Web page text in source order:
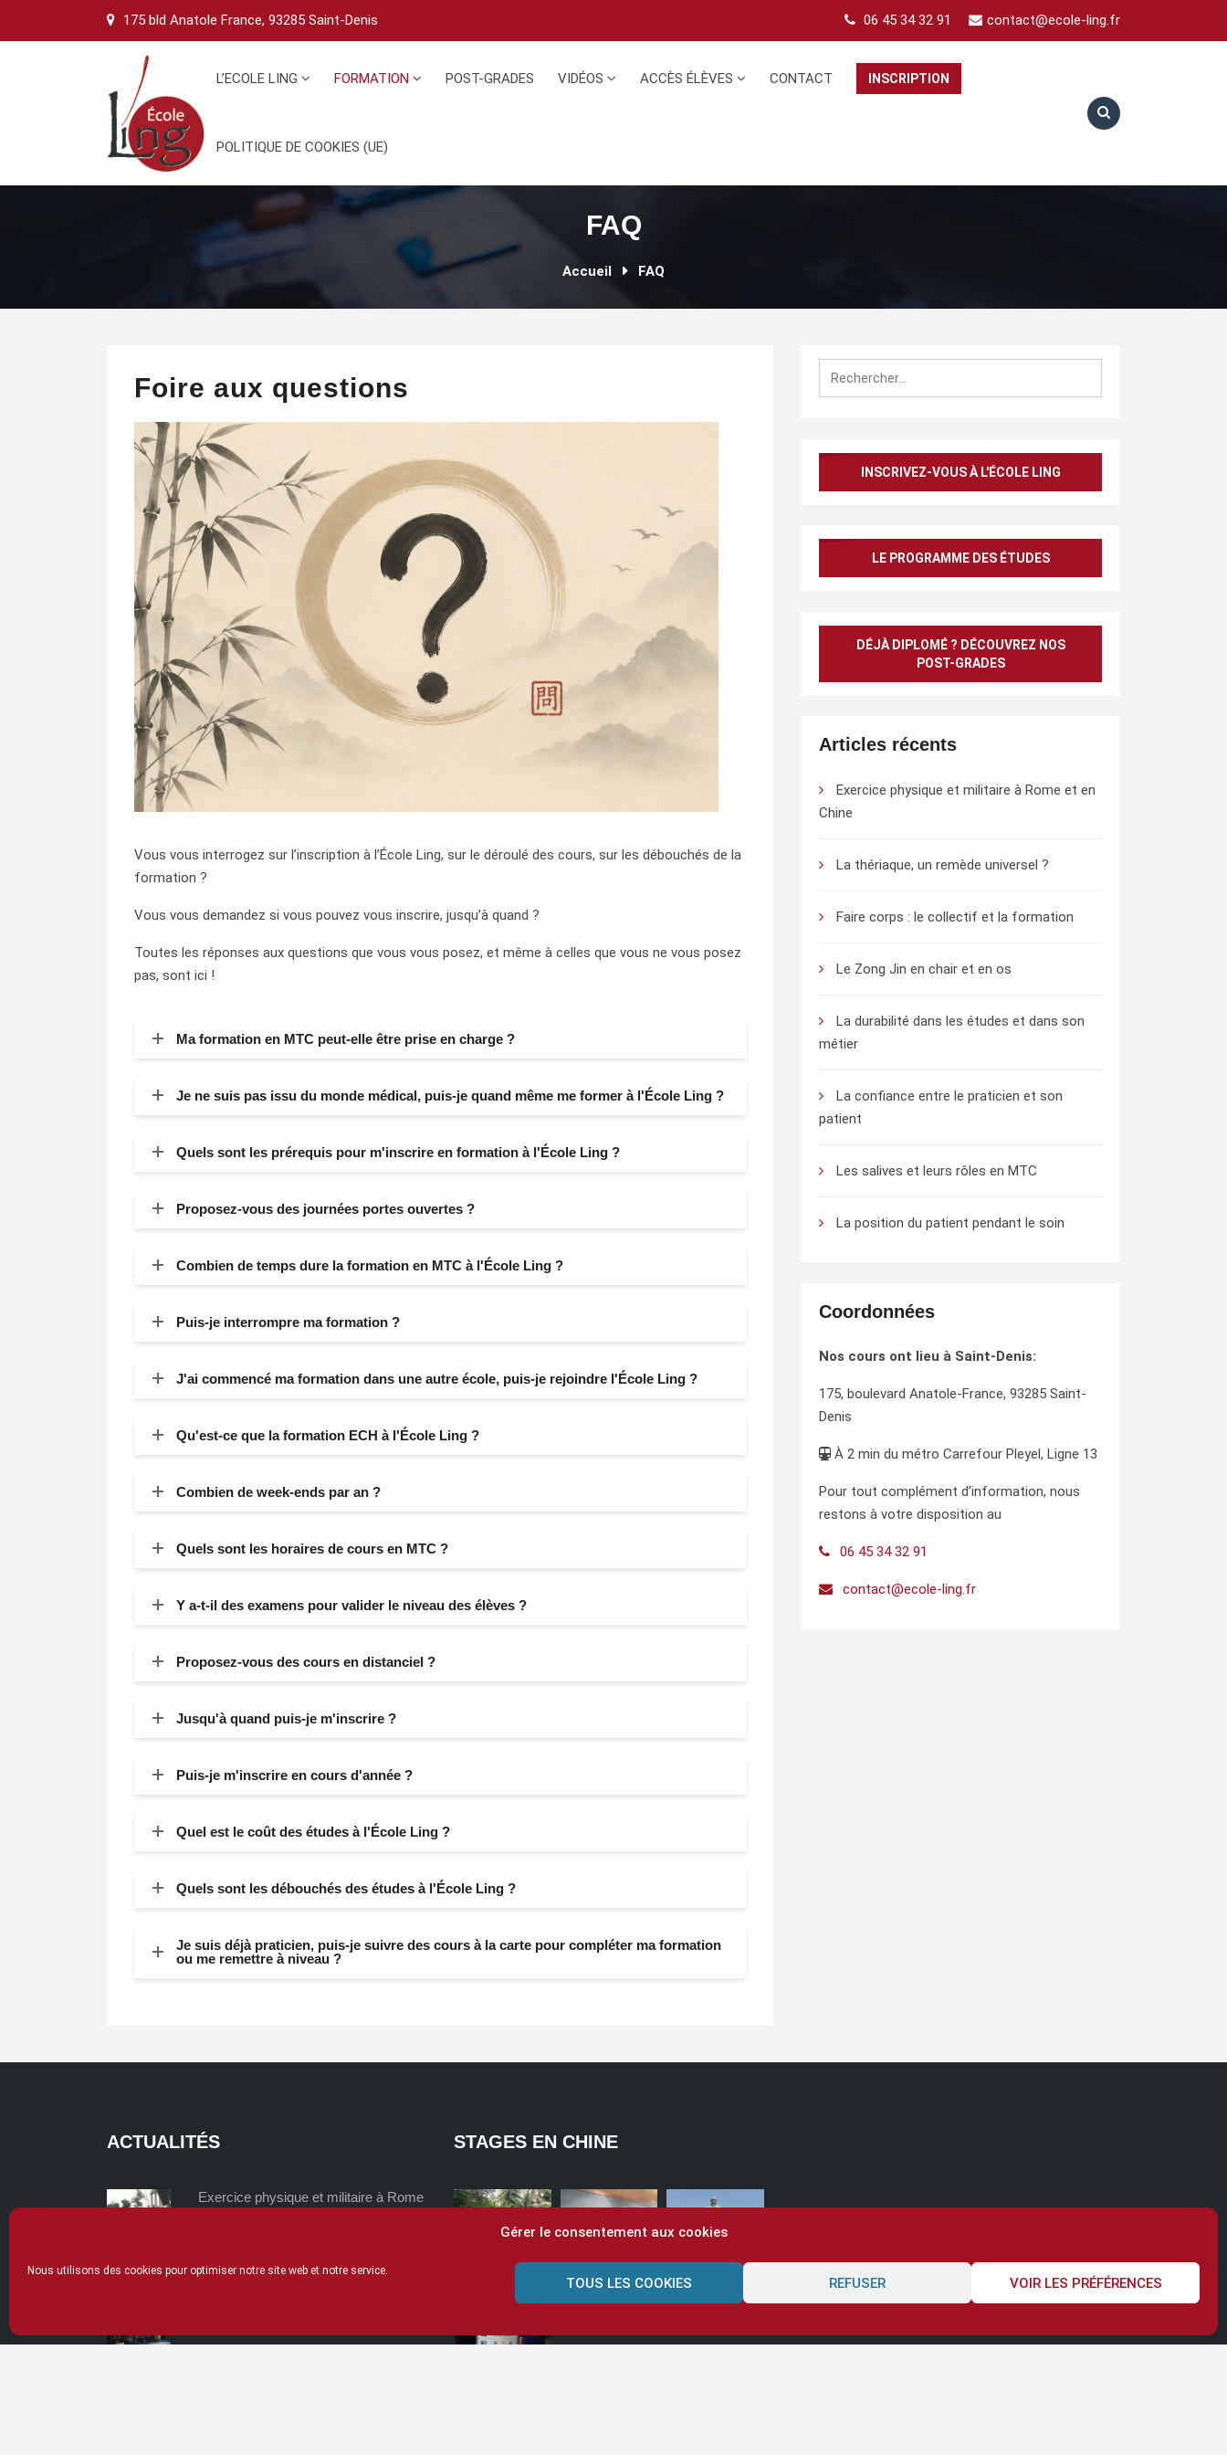
Gérer le consentement aux cookies
Nous utilisons des cookies pour optimiser notre site web et notre service.
TOUS LES COOKIES REFUSER VOIR LES PRÉFÉRENCES
175 bld Anatole France, 93285 Saint-Denis 06 45 34 32 91 contact@ecole-ling.fr
L’ECOLE LING FORMATION POST-GRADES VIDÉOS ACCÈS ÉLÈVES CONTACT INSCRIPTION
POLITIQUE DE COOKIES (UE)
FAQ
Accueil FAQ
Foire aux questions
Vous vous interrogez sur l’inscription à l’École Ling, sur le déroulé des cours, sur les débouchés de la
formation ?
Vous vous demandez si vous pouvez vous inscrire, jusqu’à quand ?
Toutes les réponses aux questions que vous vous posez, et même à celles que vous ne vous posez
pas, sont ici !
Ma formation en MTC peut-elle être prise en charge ?
Je ne suis pas issu du monde médical, puis-je quand même me former à l'École Ling ?
Quels sont les prérequis pour m'inscrire en formation à l'École Ling ?
Proposez-vous des journées portes ouvertes ?
Combien de temps dure la formation en MTC à l'École Ling ?
Puis-je interrompre ma formation ?
J'ai commencé ma formation dans une autre école, puis-je rejoindre l'École Ling ?
Qu'est-ce que la formation ECH à l'École Ling ?
Combien de week-ends par an ?
Quels sont les horaires de cours en MTC ?
Y a-t-il des examens pour valider le niveau des élèves ?
Proposez-vous des cours en distanciel ?
Jusqu'à quand puis-je m'inscrire ?
Puis-je m'inscrire en cours d'année ?
Quel est le coût des études à l'École Ling ?
Quels sont les débouchés des études à l'École Ling ?
Je suis déjà praticien, puis-je suivre des cours à la carte pour compléter ma formation
ou me remettre à niveau ?
Rechercher :
INSCRIVEZ-VOUS À L'ÉCOLE LING
LE PROGRAMME DES ÉTUDES
DÉJÀ DIPLOMÉ ? DÉCOUVREZ NOS
POST-GRADES
Articles récents
Exercice physique et militaire à Rome et en
Chine
La thériaque, un remède universel ?
Faire corps : le collectif et la formation
Le Zong Jin en chair et en os
La durabilité dans les études et dans son
métier
La confiance entre le praticien et son
patient
Les salives et leurs rôles en MTC
La position du patient pendant le soin
Coordonnées
Nos cours ont lieu à Saint-Denis:
175, boulevard Anatole-France, 93285 Saint-
Denis
À 2 min du métro Carrefour Pleyel, Ligne 13
Pour tout complément d’information, nous
restons à votre disposition au
06 45 34 32 91
contact@ecole-ling.fr
ACTUALITÉS
Exercice physique et militaire à Rome
et en Chine
STAGES EN CHINE